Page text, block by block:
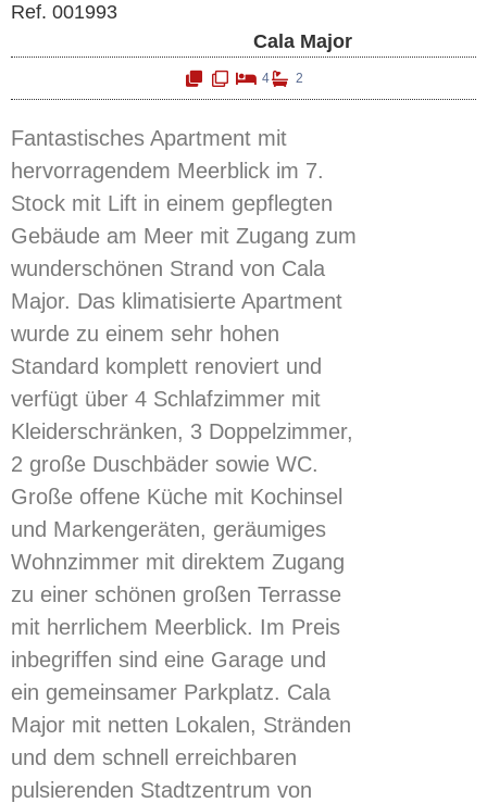
Ref. 001993
Cala Major
4 2
Fantastisches Apartment mit
hervorragendem Meerblick im 7.
Stock mit Lift in einem gepflegten
Gebäude am Meer mit Zugang zum
wunderschönen Strand von Cala
Major. Das klimatisierte Apartment
wurde zu einem sehr hohen
Standard komplett renoviert und
verfügt über 4 Schlafzimmer mit
Kleiderschränken, 3 Doppelzimmer,
2 große Duschbäder sowie WC.
Große offene Küche mit Kochinsel
und Markengeräten, geräumiges
Wohnzimmer mit direktem Zugang
zu einer schönen großen Terrasse
mit herrlichem Meerblick. Im Preis
inbegriffen sind eine Garage und
ein gemeinsamer Parkplatz. Cala
Major mit netten Lokalen, Stränden
und dem schnell erreichbaren
pulsierenden Stadtzentrum von